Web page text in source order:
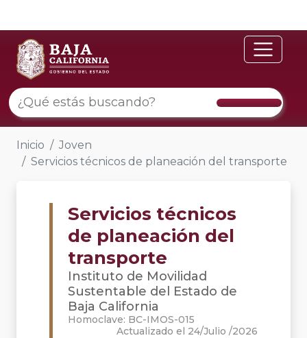
Inicio
Joven
Servicios técnicos de planeación del transporte
Servicios técnicos
de planeación del
transporte
Instituto de Movilidad
Sustentable del Estado de
Baja California
Homoclave: BC-IMOS-015
Actualizado el 24/Julio /2026